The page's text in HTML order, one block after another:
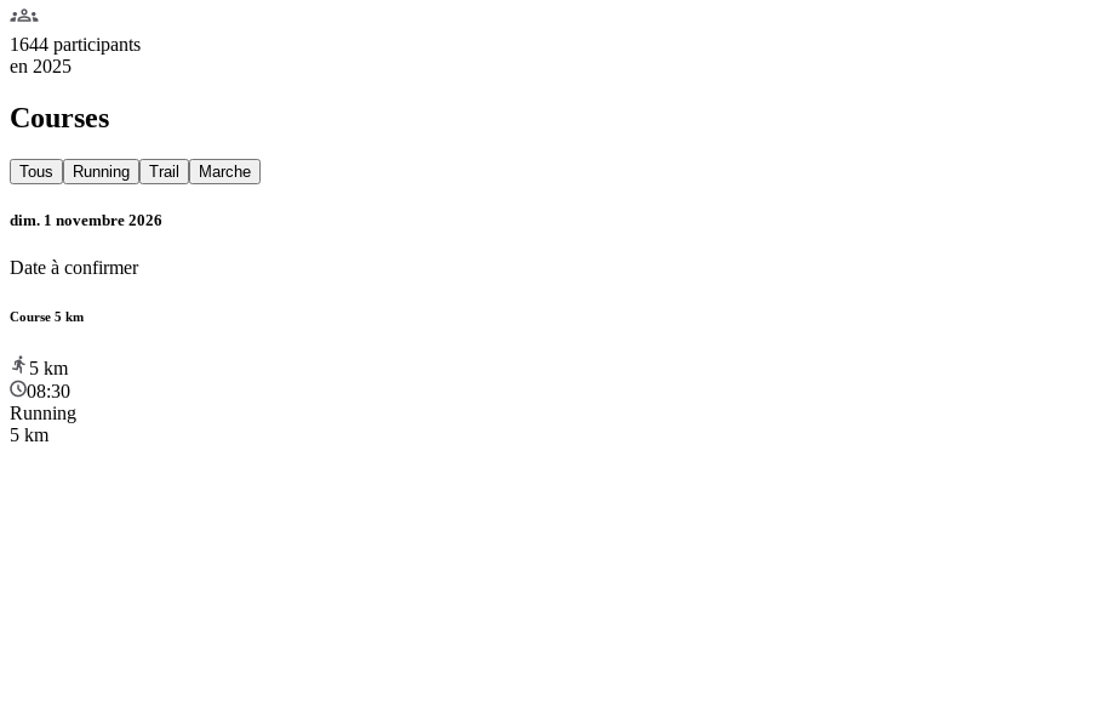
1644 participants
en 2025
Courses
Tous Running Trail Marche
dim. 1 novembre 2026
Date à confirmer
Course 5 km
5 km
08:30
Running
5 km